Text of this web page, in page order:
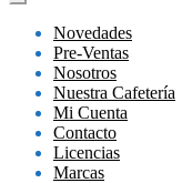
Novedades
Pre-Ventas
Nosotros
Nuestra Cafetería
Mi Cuenta
Contacto
Licencias
Marcas